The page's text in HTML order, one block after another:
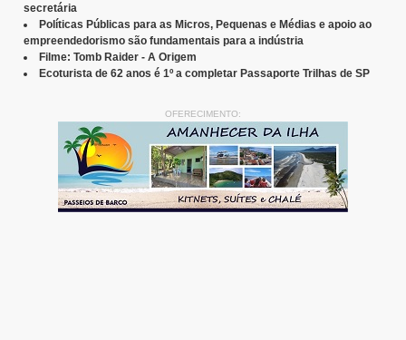
secretária
Políticas Públicas para as Micros, Pequenas e Médias e apoio ao
empreendedorismo são fundamentais para a indústria
Filme: Tomb Raider - A Origem
Ecoturista de 62 anos é 1º a completar Passaporte Trilhas de SP
OFERECIMENTO: